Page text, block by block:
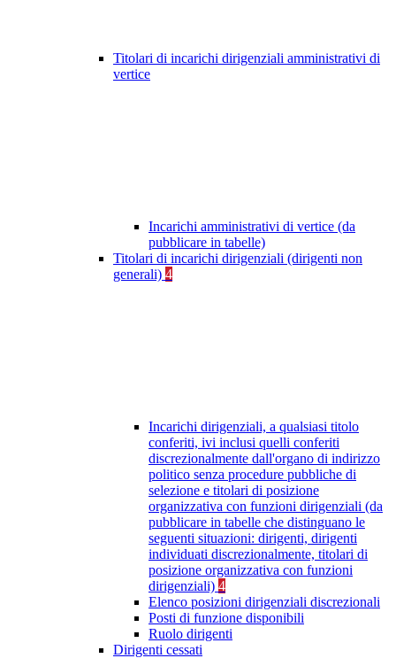
Titolari di incarichi dirigenziali amministrativi di
vertice
Incarichi amministrativi di vertice (da
pubblicare in tabelle)
Titolari di incarichi dirigenziali (dirigenti non
generali) 4
Incarichi dirigenziali, a qualsiasi titolo
conferiti, ivi inclusi quelli conferiti
discrezionalmente dall'organo di indirizzo
politico senza procedure pubbliche di
selezione e titolari di posizione
organizzativa con funzioni dirigenziali (da
pubblicare in tabelle che distinguano le
seguenti situazioni: dirigenti, dirigenti
individuati discrezionalmente, titolari di
posizione organizzativa con funzioni
dirigenziali) 4
Elenco posizioni dirigenziali discrezionali
Posti di funzione disponibili
Ruolo dirigenti
Dirigenti cessati